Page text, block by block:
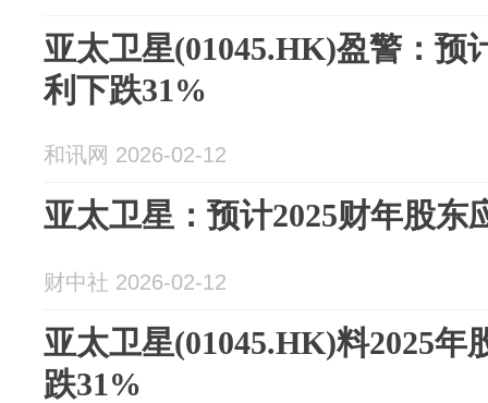
亚太卫星(01045.HK)盈警：预
利下跌31%
和讯网 2026-02-12
亚太卫星：预计2025财年股东
财中社 2026-02-12
亚太卫星(01045.HK)料2025年
跌31%